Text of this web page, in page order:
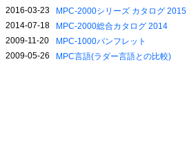
2016-03-23
MPC-2000シリーズ カタログ 2015
2014-07-18
MPC-2000総合カタログ 2014
2009-11-20
MPC-1000パンフレット
2009-05-26
MPC言語(ラダー言語との比較)